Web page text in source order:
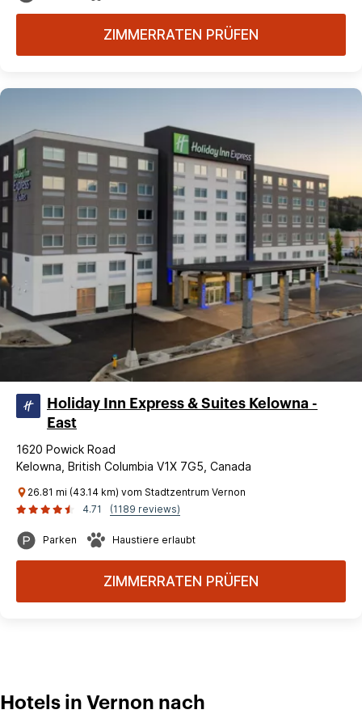
ZIMMERRATEN PRÜFEN
Holiday Inn Express & Suites Kelowna -
East
1620 Powick Road
Kelowna, British Columbia V1X 7G5, Canada
26.81 mi (43.14 km) vom Stadtzentrum Vernon
4.71
(1189 reviews)
Parken Haustiere erlaubt
ZIMMERRATEN PRÜFEN
Hotels in Vernon nach